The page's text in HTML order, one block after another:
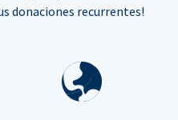
donaciones recurrentes!